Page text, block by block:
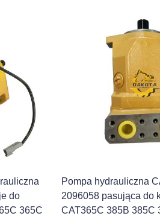
do
365C
Pompa hydrauliczna
2096058 pasująca do
CAT365C 385B 385C